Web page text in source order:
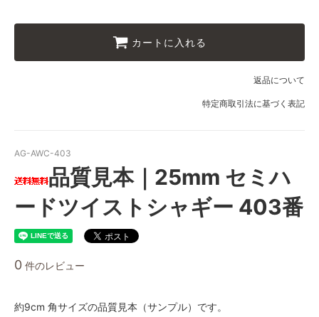
カートに入れる
返品について
特定商取引法に基づく表記
AG-AWC-403
品質見本｜25mm セミハ
ードツイストシャギー 403番
0 件のレビュー
約9cm 角サイズの品質見本（サンプル）です。